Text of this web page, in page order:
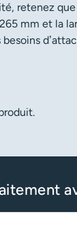
retenez
mm et la